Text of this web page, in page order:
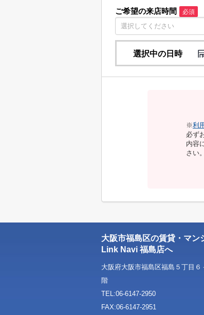
ご希望の来店時間 必須
選択中の日時
※利
必ず
内容
さい。
大阪市福島区の賃貸・マン
Link Navi 福島店へ
大阪府大阪市福島区福島５丁目
階
TEL:06-6147-2950
FAX:06-6147-2951